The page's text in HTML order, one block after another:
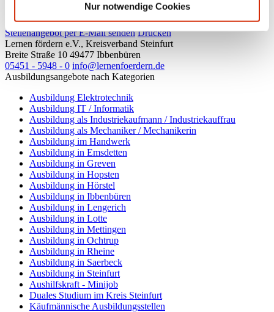
Nur notwendige Cookies
Stellenangebot per E-Mail senden Drucken
Lernen fördern e.V., Kreisverband Steinfurt
Breite Straße 10 49477 Ibbenbüren
05451 - 5948 - 0 info@lernenfoerdern.de
Ausbildungsangebote nach Kategorien
Ausbildung Elektrotechnik
Ausbildung IT / Informatik
Ausbildung als Industriekaufmann / Industriekauffrau
Ausbildung als Mechaniker / Mechanikerin
Ausbildung im Handwerk
Ausbildung in Emsdetten
Ausbildung in Greven
Ausbildung in Hopsten
Ausbildung in Hörstel
Ausbildung in Ibbenbüren
Ausbildung in Lengerich
Ausbildung in Lotte
Ausbildung in Mettingen
Ausbildung in Ochtrup
Ausbildung in Rheine
Ausbildung in Saerbeck
Ausbildung in Steinfurt
Aushilfskraft - Minijob
Duales Studium im Kreis Steinfurt
Käufmännische Ausbildungsstellen